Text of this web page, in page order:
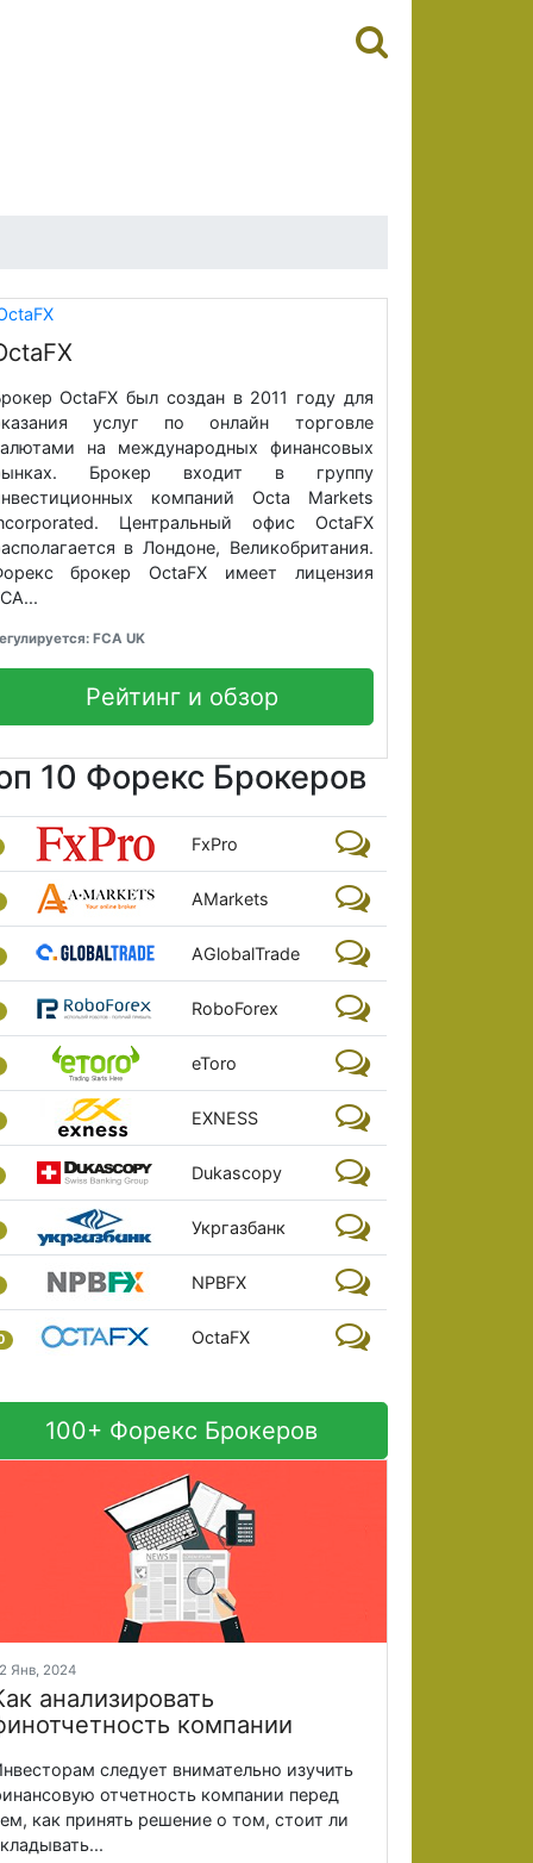
OctaFX был создан в 2011 году для
услуг по онлайн торговле
на международных финансовых
Брокер входит в группу
компаний Octa Markets
Центральный офис OctaFX
в Лондоне, Великобритания.
брокер OctaFX имеет лицензия
FCA UK
Рейтинг и обзор
10 Форекс Брокеров
FxPro
AMarkets
AGlobalTrade
RoboForex
eToro
EXNESS
Dukascopy
Укргазбанк
NPBFX
OctaFX
100+ Форекс Брокеров
Янв, 2024
анализировать
компании
следует внимательно изучить
отчетность компании перед
как принять решение о том, стоит ли